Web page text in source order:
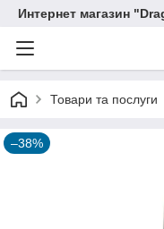
Интернет магазин
Товари та послуги
–38%